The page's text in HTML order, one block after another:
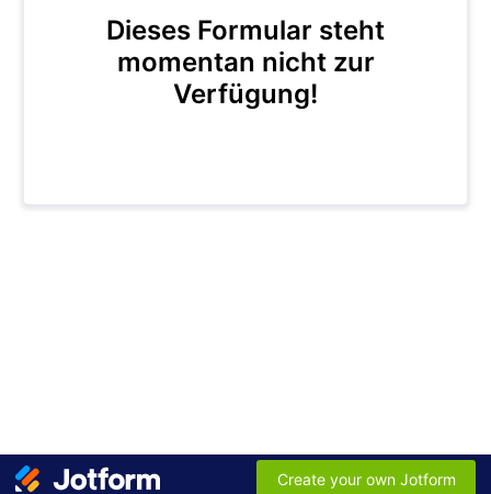
Dieses Formular steht
momentan nicht zur
Verfügung!
Create your own Jotform